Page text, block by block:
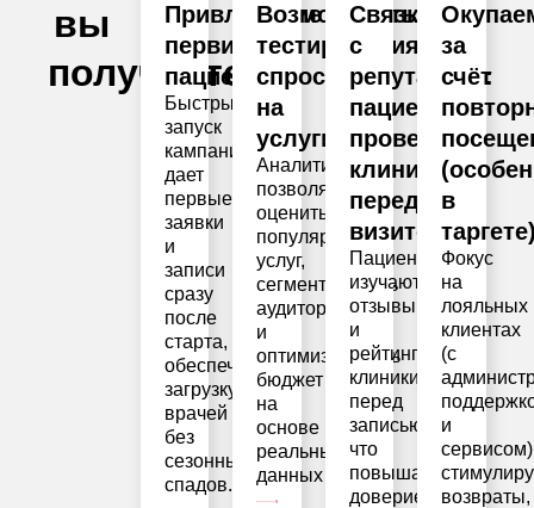
вы
получаете:
Привлечение
первичных
пациентов.
Быстрый
запуск
кампаний
дает
первые
заявки
и
записи
сразу
после
старта,
обеспечивая
загрузку
врачей
без
сезонных
спадов.
Возможность
тестирования
спроса
на
услуги.
Аналитика
позволяет
оценить
популярность
услуг,
сегментировать
аудиторию
и
оптимизировать
бюджет
на
основе
реальных
данных
Связка
с
репутацией:
пациенты
проверяют
клинику
перед
визитом.
Пациенты
изучают
отзывы
и
рейтинг
клиники
перед
записью,
что
повышает
доверие
за
счёт
в
Фокус
на
лояльных
клиентах
(с
и
сервисом)
возвраты,